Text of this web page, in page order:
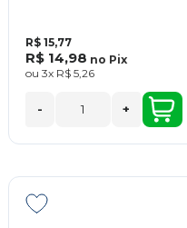
R$ 15,77
R$ 14,98 no Pix
ou 3x R$ 5,26
- +